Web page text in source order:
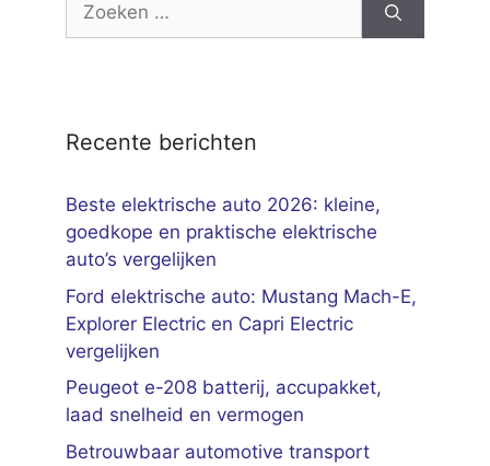
Recente berichten
Beste elektrische auto 2026: kleine,
goedkope en praktische elektrische
auto’s vergelijken
Ford elektrische auto: Mustang Mach-E,
Explorer Electric en Capri Electric
vergelijken
Peugeot e-208 batterij, accupakket,
laad snelheid en vermogen
Betrouwbaar automotive transport